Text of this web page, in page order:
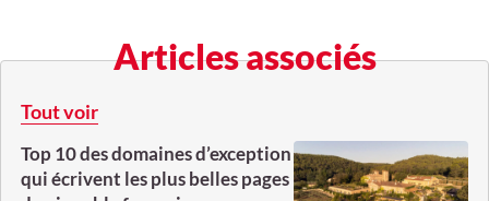
Articles associés
Tout voir
Top 10 des domaines d’exception
qui écrivent les plus belles pages